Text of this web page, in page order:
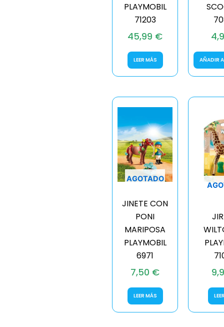
PLAYMOBIL
71203
45,99 €
LEER MÁS AÑADIR
AGOTADO
JINETE CON
PONI
MARIPOSA
PLAYMOBIL
6971
7,50 €
LEER MÁS